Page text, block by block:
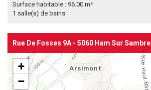
Surface habitable : 96.00 m²
1 salle(s) de bains
Rue De Fosses 9A - 5060 Ham Sur Sambre
+
−